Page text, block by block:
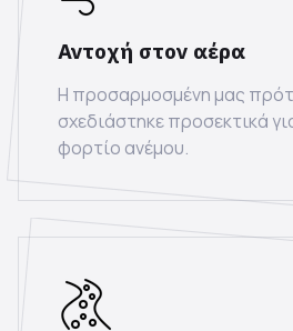
Αντοχή στον αέρα
Η προσαρμοσμένη μας
σχεδιάστηκε προσεκτικά
φορτίο ανέμου.